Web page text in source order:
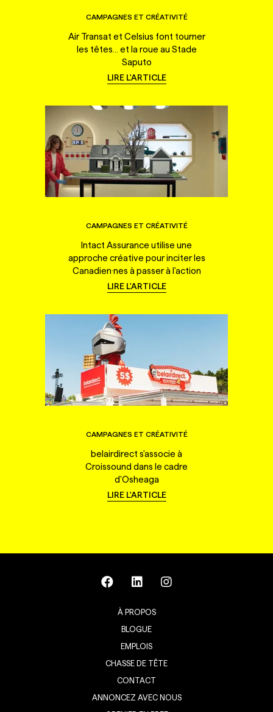
CAMPAGNES ET CRÉATIVITÉ
Air Transat et Celsius font tourner
les têtes... et la roue au Stade
Saputo
LIRE L'ARTICLE
CAMPAGNES ET CRÉATIVITÉ
Intact Assurance utilise une
approche créative pour inciter les
Canadien·nes à passer à l'action
LIRE L'ARTICLE
CAMPAGNES ET CRÉATIVITÉ
belairdirect s'associe à
Croissound dans le cadre
d'Osheaga
LIRE L'ARTICLE
À PROPOS
BLOGUE
EMPLOIS
CHASSE DE TÊTE
CONTACT
ANNONCEZ AVEC NOUS